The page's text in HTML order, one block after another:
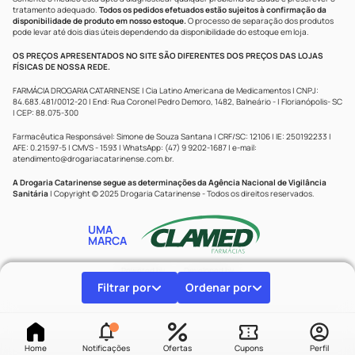
Home Notificações Ofertas Cupons Perfil
Filtrar por Ordenar por
tratamento adequado. Todos os pedidos efetuados estão sujeitos à confirmação da
disponibilidade de produto em nosso estoque.O processo de separação dos produtos
pode levar até dois dias úteis dependendo da disponibilidade do estoque em loja.
OS PREÇOS APRESENTADOS NO SITE SÃO DIFERENTES DOS PREÇOS DAS LOJAS
FÍSICAS DE NOSSA REDE.
FARMÁCIA DROGARIA CATARINENSE | Cia Latino Americana de Medicamentos | CNPJ:
84.683.481/0012-20 | End: Rua Coronel Pedro Demoro, 1482, Balneário - | Florianópolis- SC
| CEP: 88.075-300
Farmacêutica Responsável: Simone de Souza Santana | CRF/SC: 12106 | IE: 250192233 |
AFE: 0.21597-5 | CMVS - 1593 | WhatsApp: (47) 9 9202-1687 | e-mail:
atendimento@drogariacatarinense.com.br.
A Drogaria Catarinense segue as determinações da Agência Nacional de Vigilância
Sanitária | Copyright © 2025 Drogaria Catarinense - Todos os direitos reservados.
UMA
MARCA
Powered by Developed by